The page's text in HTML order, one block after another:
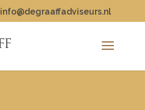
info@degraaffadviseurs.nl